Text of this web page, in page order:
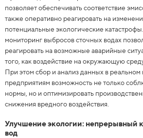
позволяет обеспечивать соответствие
также оперативно реагировать на
потенциальные экологические
мониторинг выбросов сточных водах
реагировать на возможные аварийные
того, как воздействие на окружающую
При этом сбор и анализ данных в
предприятиям возможность не только
нормы, но и оптимизировать
снижения вредного воздействия.
Улучшение экологии: непрерывный
вод